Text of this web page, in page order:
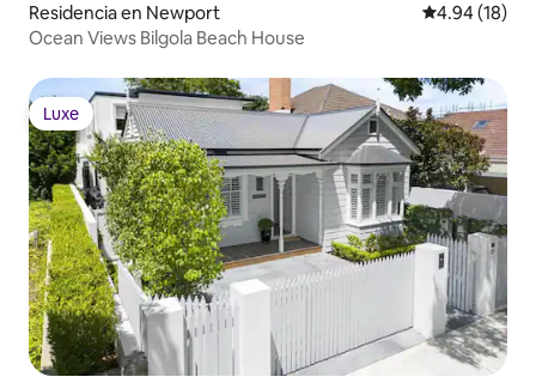
Residencia en Newport Calificación
4.94 (18)
Ocean Views Bilgola Beach House
Luxe
Luxe